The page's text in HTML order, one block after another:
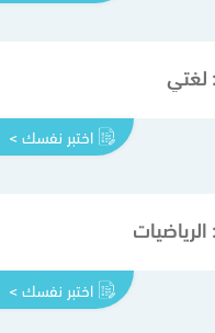
لغتي
اختبر نفسك >
الرياضيات
اختبر نفسك >